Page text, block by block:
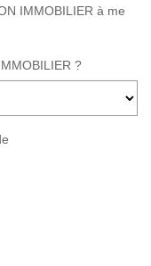
IMMOBILIER à me
?